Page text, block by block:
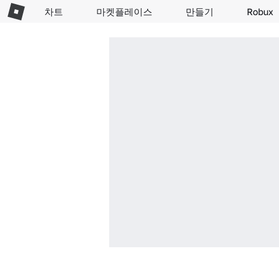
차트 마켓플레이스 만들기 Robux